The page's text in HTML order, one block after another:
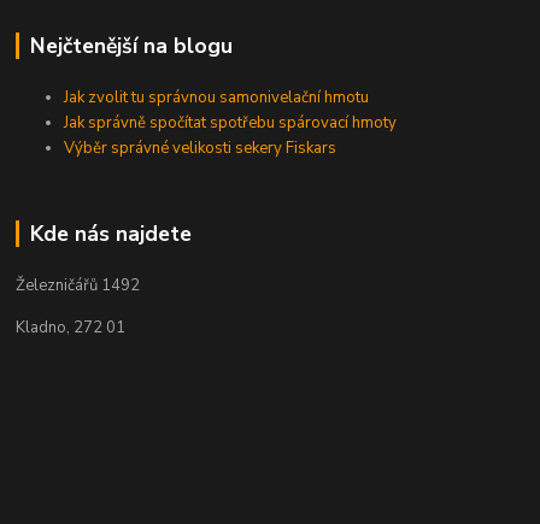
Nejčtenější na blogu
Jak zvolit tu správnou samonivelační hmotu
Jak správně spočítat spotřebu spárovací hmoty
Výběr správné velikosti sekery Fiskars
Kde nás najdete
Železničářů 1492
Kladno, 272 01